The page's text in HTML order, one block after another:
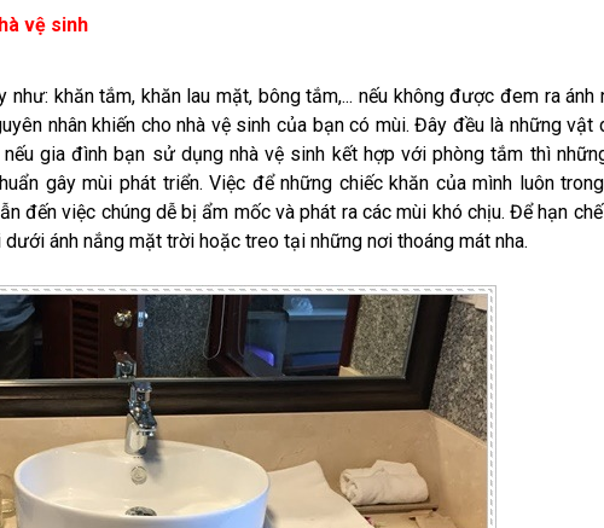
vệ sinh
khăn tắm, khăn lau mặt, bông tắm,... nếu không được đem ra ánh
nhân khiến cho nhà vệ sinh của bạn có mùi. Đây đều là những vật
gia đình bạn sử dụng nhà vệ sinh kết hợp với phòng tắm thì
gây mùi phát triển. Việc để những chiếc khăn của mình luôn
đến việc chúng dễ bị ẩm mốc và phát ra các mùi khó chịu. Để hạn
ánh nắng mặt trời hoặc treo tại những nơi thoáng mát nha.